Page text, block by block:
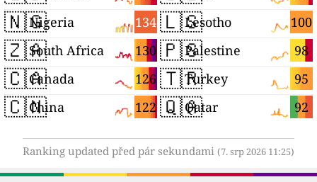
🇳🇬 134
Nigeria
🇿🇦 130
South Africa
🇨🇦 126
Canada
🇨🇳 122
China
🇱🇸 100
Lesotho
🇵🇸 98
Palestine
🇹🇷 95
Turkey
🇶🇦 92
Qatar
Ranking updated před pár sekundami (7. srp 2026 11:25)